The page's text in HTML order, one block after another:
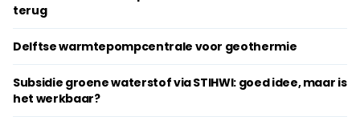
terug
Delftse warmtepompcentrale voor geothermie
Subsidie groene waterstof via STIHWI: goed idee, maar is
het werkbaar?